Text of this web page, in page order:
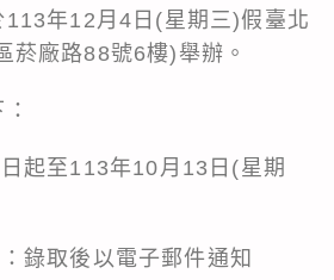
113年12月4日(星期三)假臺北
菸廠路88號6樓)舉辦。
起至113年10月13日(星期
錄取後以電子郵件通知